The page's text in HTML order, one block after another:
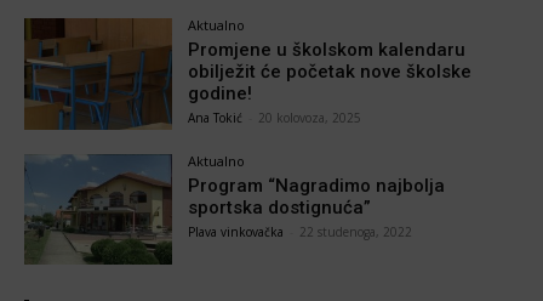
Aktualno
Promjene u školskom kalendaru
obilježit će početak nove školske
godine!
Ana Tokić 20 kolovoza, 2025
Aktualno
Program “Nagradimo najbolja
sportska dostignuća”
Plava vinkovačka 22 studenoga, 2022